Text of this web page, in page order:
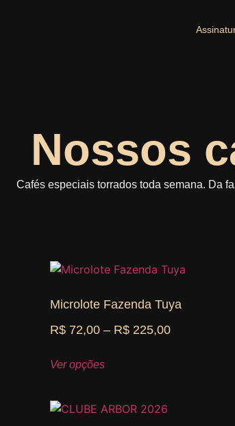
Nossos
Cafés especiais torrados toda semana. Da
Microlote Fazenda Tuya
R$72,00 – R$225,00
Ver opções